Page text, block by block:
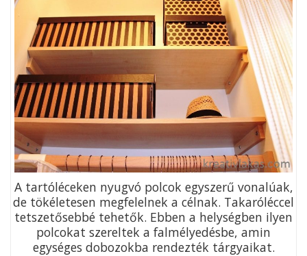
A tartóléceken nyugvó polcok egyszerű vonalúak,
de tökéletesen megfelelnek a célnak. Takaróléccel
tetsze­tősebbé tehetők. Ebben a helységben ilyen
polcokat szereltek a falmélyedésbe, amin
egységes dobozokba rendezték tárgyaikat.